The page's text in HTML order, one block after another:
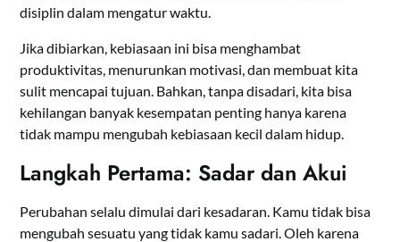
disiplin dalam mengatur waktu.
Jika dibiarkan, kebiasaan ini bisa menghambat
produktivitas, menurunkan motivasi, dan membuat kita
sulit mencapai tujuan. Bahkan, tanpa disadari, kita bisa
kehilangan banyak kesempatan penting hanya karena
tidak mampu mengubah kebiasaan kecil dalam hidup.
Langkah Pertama: Sadar dan Akui
Perubahan selalu dimulai dari kesadaran. Kamu tidak bisa
mengubah sesuatu yang tidak kamu sadari. Oleh karena